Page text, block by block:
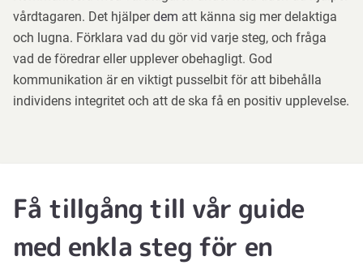
vårdtagaren. Det hjälperdem att känna sig mer delaktiga
och lugna. Förklara vad du gör vid varje steg, och fråga
vad de föredrar eller upplever obehagligt. God
kommunikation är en viktigt pusselbit för att bibehålla
individens integritet och att de ska få en positiv upplevelse.
Få tillgång till vår guide
med enkla steg för en